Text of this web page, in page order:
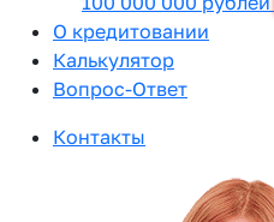
О кредитовании
Калькулятор
Вопрос-Ответ
Контакты